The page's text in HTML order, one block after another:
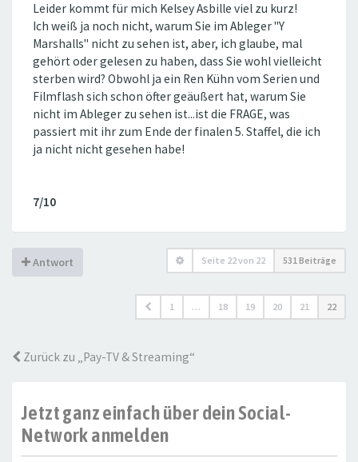
Leider kommt für mich Kelsey Asbille viel zu kurz!
Ich weiß ja noch nicht, warum Sie im Ableger "Y
Marshalls" nicht zu sehen ist, aber, ich glaube, mal
gehört oder gelesen zu haben, dass Sie wohl vielleicht
sterben wird? Obwohl ja ein Ren Kühn vom Serien und
Filmflash sich schon öfter geäußert hat, warum Sie
nicht im Ableger zu sehen ist...ist die FRAGE, was
passiert mit ihr zum Ende der finalen 5. Staffel, die ich
ja nicht nicht gesehen habe!
7/10
Antwort Seite 22von 22 531 Beiträge
1 … 18 19 20 21 22
Zurück zu „Pay-TV & Streaming“
Jetzt ganz einfach über dein Social-
Network anmelden